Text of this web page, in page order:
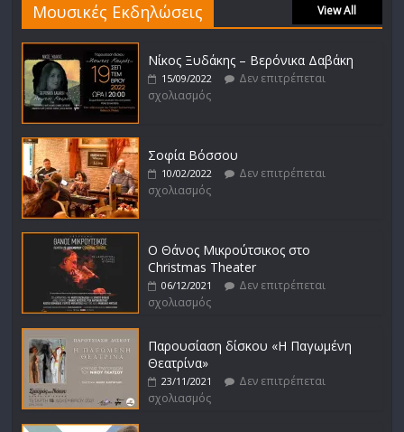
Μουσικές Εκδηλώσεις View All
Νίκος Ξυδάκης – Βερόνικα Δαβάκη
15/09/2022
Δεν επιτρέπεται
σχολιασμός
Σοφία Βόσσου
10/02/2022
Δεν επιτρέπεται
σχολιασμός
Ο Θάνος Μικρούτσικος στο
Christmas Theater
06/12/2021
Δεν επιτρέπεται
σχολιασμός
Παρουσίαση δίσκου «Η Παγωμένη
Θεατρίνα»
23/11/2021
Δεν επιτρέπεται
σχολιασμός